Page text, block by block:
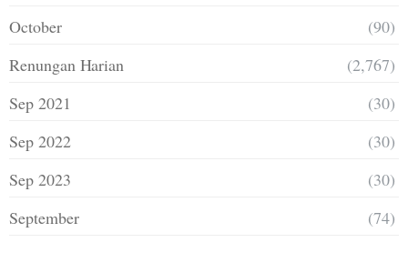
October
(90)
Renungan Harian
(2,767)
Sep 2021
(30)
Sep 2022
(30)
Sep 2023
(30)
September
(74)